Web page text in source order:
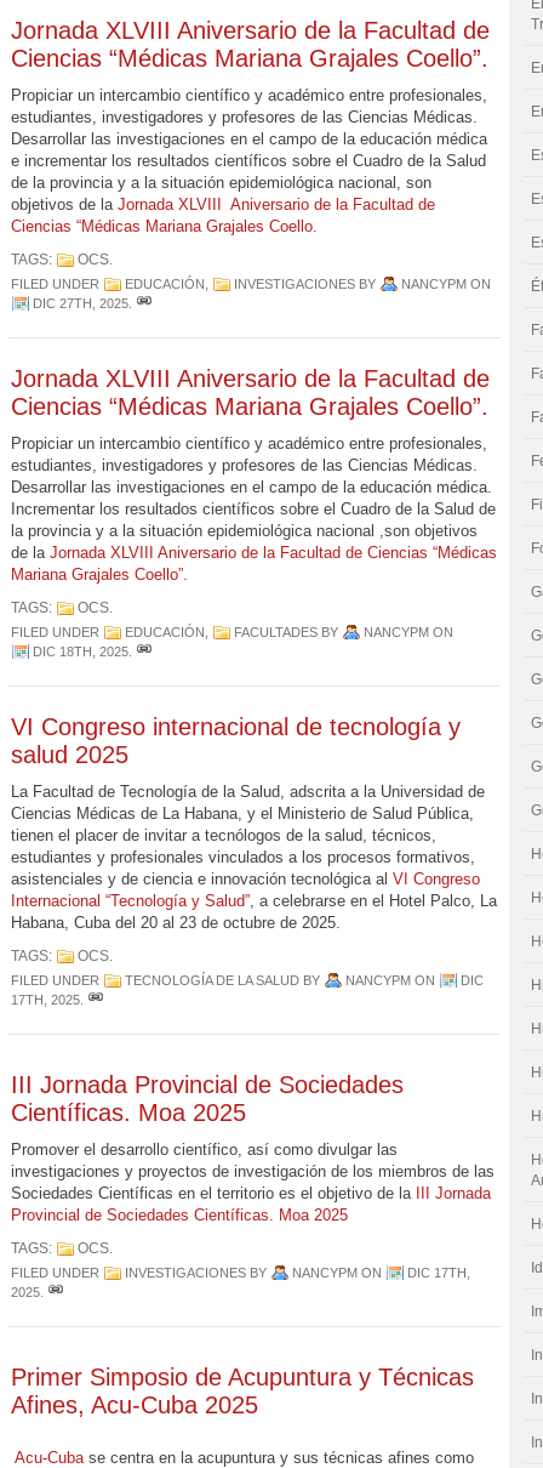
Jornada XLVIII Aniversario de la Facultad de
Ciencias “Médicas Mariana Grajales Coello”.
Propiciar un intercambio científico y académico entre profesionales,
estudiantes, investigadores y profesores de las Ciencias Médicas.
Desarrollar las investigaciones en el campo de la educación médica
e incrementar los resultados científicos sobre el Cuadro de la Salud
de la provincia y a la situación epidemiológica nacional, son
objetivos de la Jornada XLVIII Aniversario de la Facultad de
Ciencias “Médicas Mariana Grajales Coello.
TAGS: OCS.
FILED UNDER EDUCACIÓN INVESTIGACIONES BY NANCYPM ON
DIC 27TH, 2025
Jornada XLVIII Aniversario de la Facultad de
Ciencias “Médicas Mariana Grajales Coello”.
Propiciar un intercambio científico y académico entre profesionales,
estudiantes, investigadores y profesores de las Ciencias Médicas.
Desarrollar las investigaciones en el campo de la educación médica.
Incrementar los resultados científicos sobre el Cuadro de la Salud de
la provincia y a la situación epidemiológica nacional ,son objetivos
de la Jornada XLVIII Aniversario de la Facultad de Ciencias “Médicas
Mariana Grajales Coello”.
TAGS: OCS.
FILED UNDER EDUCACIÓN FACULTADES BY NANCYPM ON
DIC 18TH, 2025
VI Congreso internacional de tecnología y
salud 2025
La Facultad de Tecnología de la Salud, adscrita a la Universidad de
Ciencias Médicas de La Habana, y el Ministerio de Salud Pública,
tienen el placer de invitar a tecnólogos de la salud, técnicos,
estudiantes y profesionales vinculados a los procesos formativos,
asistenciales y de ciencia e innovación tecnológica al VI Congreso
Internacional “Tecnología y Salud”, a celebrarse en el Hotel Palco, La
Habana, Cuba del 20 al 23 de octubre de 2025.
TAGS: OCS.
FILED UNDER TECNOLOGÍA DE LA SALUD BY NANCYPM ON
DIC
17TH, 2025
III Jornada Provincial de Sociedades
Científicas. Moa 2025
Promover el desarrollo científico, así como divulgar las
investigaciones y proyectos de investigación de los miembros de las
Sociedades Científicas en el territorio es el objetivo de la
III Jornada
Provincial de Sociedades Científicas. Moa 2025
TAGS: OCS.
FILED UNDER INVESTIGACIONES BY NANCYPM ON
DIC 17TH,
2025
Primer Simposio de Acupuntura y Técnicas
Afines, Acu-Cuba 2025
Acu-Cubase centra en la acupuntura y sus técnicas afines como